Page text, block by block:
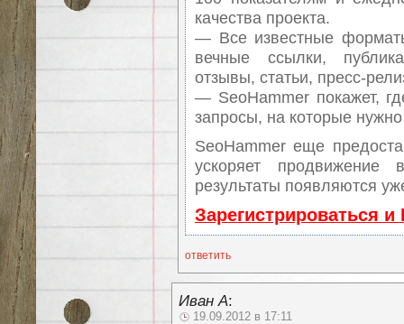
качества проекта.
— Все известные
вечные ссылки,
отзывы, статьи, пресс-
— SeoHammer покажет,
запросы, на которые
SeoHammer еще
ускоряет
результаты появляются
Зарегистрироваться
ответить
Иван А:
19.09.2012 в 17:11